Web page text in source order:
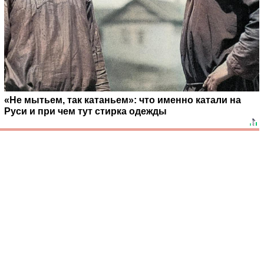
«Не мытьем, так катаньем»: что именно катали на
Руси и при чем тут стирка одежды